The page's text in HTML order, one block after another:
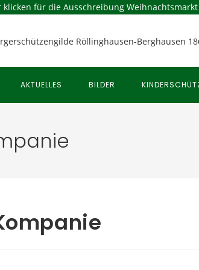
klicken für die Ausschreibung Weihnachtsmarkt
AKTUELLES BILDER